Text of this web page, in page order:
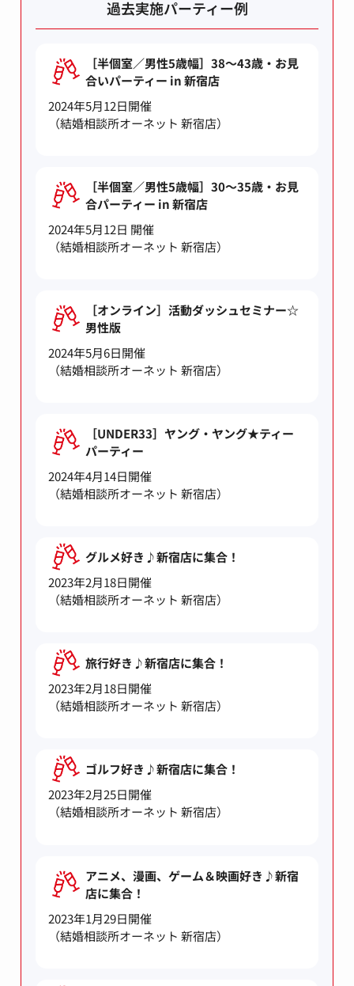
過去実施パーティー例
［半個室／男性5歳幅］38～43歳・お見
合いパーティー in 新宿店
2024年5月12日開催
（結婚相談所オーネット 新宿店）
［半個室／男性5歳幅］30～35歳・お見
合パーティー in 新宿店
2024年5月12日 開催
（結婚相談所オーネット 新宿店）
［オンライン］活動ダッシュセミナー☆
男性版
2024年5月6日開催
（結婚相談所オーネット 新宿店）
［UNDER33］ヤング・ヤング★ティー
パーティー
2024年4月14日開催
（結婚相談所オーネット 新宿店）
グルメ好き♪新宿店に集合！
2023年2月18日開催
（結婚相談所オーネット 新宿店）
旅行好き♪新宿店に集合！
2023年2月18日開催
（結婚相談所オーネット 新宿店）
ゴルフ好き♪新宿店に集合！
2023年2月25日開催
（結婚相談所オーネット 新宿店）
アニメ、漫画、ゲーム＆映画好き♪新宿
店に集合！
2023年1月29日開催
（結婚相談所オーネット 新宿店）